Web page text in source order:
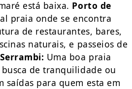
está baixa. Porto de
praia onde se encontra
de restaurantes, bares,
naturais, e passeios de
Serrambi: Uma boa praia
de tranquilidade ou
saídas para quem esta em